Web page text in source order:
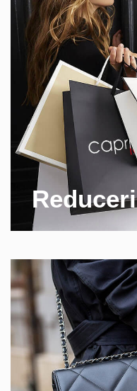
Reduceri